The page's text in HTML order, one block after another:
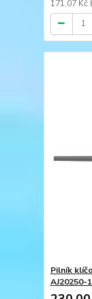
171,07 Kč
Pilník
AJ20250-